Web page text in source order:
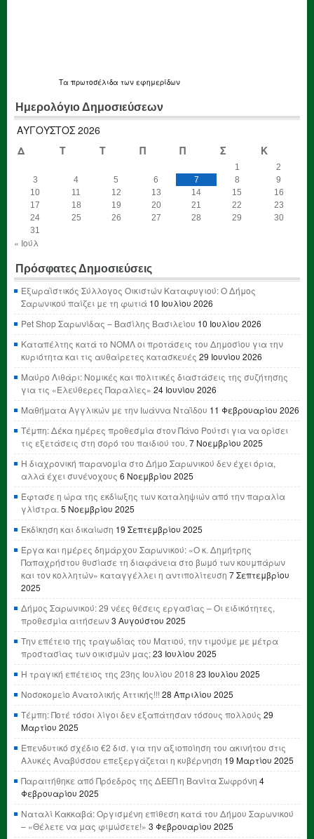
Τα πρωτοσέλιδα των εφημερίδων
Ημερολόγιο Δημοσιεύσεων
ΑΎΓΟΥΣΤΟΣ 2026
Δ
Τ Τ Π Π Σ Κ
1
2
3
4 5 6 7 8
9
10
11 12 13 14 15
16
17
18 19 20 21 22
23
24
25 26 27 28 29
30
31
« Ιούλ
Πρόσφατες Δημοσιεύσεις
Εξωραϊστικός Σύλλογος Οικιστών Καταφυγιού: Ο Δήμος
Σαρωνικού παίζει με τη φωτιά 10 Ιουλίου 2026
Pet Shop Σαρωνίδας – Βασίλης Βασιλείου 10 Ιουλίου 2026
Καταπέλτης κατά το ΝΟΜΛ οι προτάσεις του Δημοσίου για την
κυριότητα και τις αυθαίρετες κατασκευές 29 Ιουνίου 2026
Μαύρο Λιθάρι: Νομικές και πολιτικές διαστάσεις της συζήτησης
για τις «Ελεύθερες Παραλίες» 24 Ιουνίου 2026
Μαθήματα Αγγλικών με την Ιωάννα Νταΐδου 11 Φεβρουαρίου 2026
Τέμπη: Δέκα ημέρες προθεσμία στον Πάνο Ρούτσι για να ορίσει
τις εξετάσεις στη σορό του παιδιού του. 7 Νοεμβρίου 2025
Η διαχρονική παρανομία στο Δήμο Σαρωνικού δεν έχει όρια,
αλλά έχει συνένοχους 6 Νοεμβρίου 2025
Έφτασε η ώρα της εκδίωξης των καταληψιών από την παραλία
γλίστρα. 5 Νοεμβρίου 2025
Εκδίκηση και δικαίωση 19 Σεπτεμβρίου 2025
Έργα και ημέρες δημάρχου Σαρωνικού: «Ο κ. Δημήτρης
Παπαχρήστου θυσίασε τη διαφάνεια στο βωμό των κουμπάρων
και τον κολλητών» καταγγέλλει η αντιπολίτευση 7 Σεπτεμβρίου
2025
Δήμος Σαρωνικού: 29 νέες θέσεις εργασίας – Οι ειδικότητες,
προθεσμία αιτήσεων3 Αυγούστου 2025
Την επέτειο της τραγωδίας του Ματιού, την τιμούμε με μέτρα
προστασίας των οικισμών μας;23 Ιουλίου 2025
Η τραγική επέτειος της 23ης Ιουλίου 2018 23 Ιουλίου 2025
Νοσοκομείο Ανατολικής Αττικής!!! 28 Απριλίου 2025
Τέμπη: Ποτέ τόσοι λίγοι δεν εξαπάτησαν τόσους πολλούς 29
Μαρτίου 2025
Επενδυτικό σχέδιο €2 δισ. για την αξιοποίηση του ακινήτου στις
Αλυκές Αναβύσσου επεξεργάζεται η κυβέρνηση 19 Μαρτίου 2025
Παραιτήθηκε από Πρόεδρος της ΔΕΕΠ η Βανίτα Σωφρόνη 4
Φεβρουαρίου 2025
Ναταλί Κακκαβά: Οργισμένη επίθεση κατά του Δήμου Σαρωνικού
– «Θέλετε να μας φιμώσετε!» 3 Φεβρουαρίου 2025